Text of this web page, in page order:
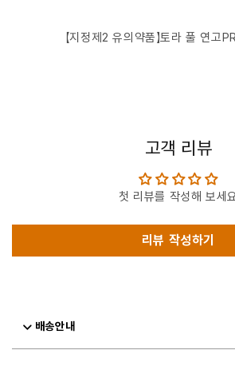
【지정제2 유의약품】토라 풀 연고
고객 리뷰
첫 리뷰를 작성해 보세
리뷰 작성하기
배송안내